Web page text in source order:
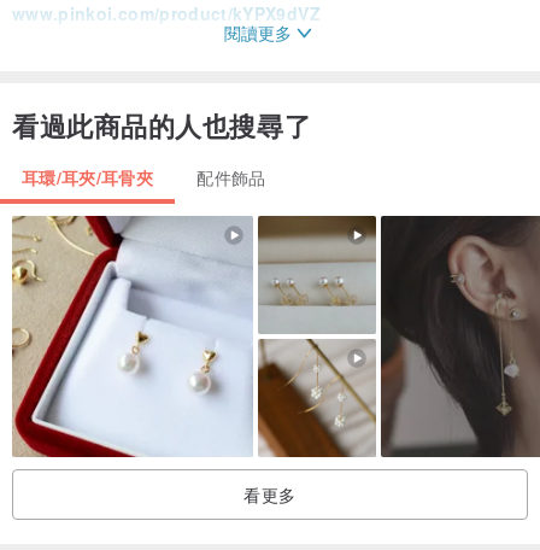
www.pinkoi.com/product/kYPX9dVZ
整理家中雜物時找到一匹很久以前買下來的布,
突發其想或許能把小花一片片的剪下來2nd use製成飾物,
自始就開始收集小花布,實行著2nd use 的理念。
將布料2nd use製成飾物的過程繁複,
把布料處理使其硬身再一片片的把小花剪下及拼湊,
製作極需時, 布花紋拼砌形狀, 封存在數層的保護層裡,
原本輕輕的一片布,
成有形有質感的手製飾物。
而且每款2nd use飾物均獨一無二喔!
閱讀更多
看過此商品的人也搜尋了
耳環/耳夾/耳骨夾 配件飾品
看更多